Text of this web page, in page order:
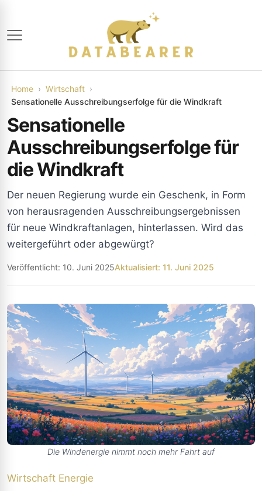
Home
Wirtschaft
Sensationelle Ausschreibungserfolge für die Windkraft
Sensationelle
Ausschreibungserfolge für
die Windkraft
Der neuen Regierung wurde ein Geschenk, in Form
von herausragenden Ausschreibungsergebnissen
für neue Windkraftanlagen, hinterlassen. Wird das
weitergeführt oder abgewürgt?
Veröffentlicht: 10. Juni 2025Aktualisiert: 11. Juni 2025
Die Windenergie nimmt noch mehr Fahrt auf
Wirtschaft Energie